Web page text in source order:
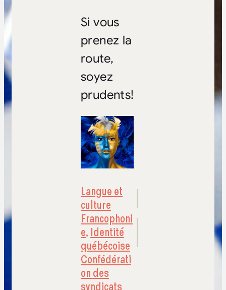
Si vous
prenez la
route,
soyez
prudents!
Langue et
culture
Francophoni
e, Identité
québécoise
Confédérati
on des